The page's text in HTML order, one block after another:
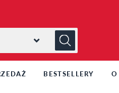
BESTSELLERY O